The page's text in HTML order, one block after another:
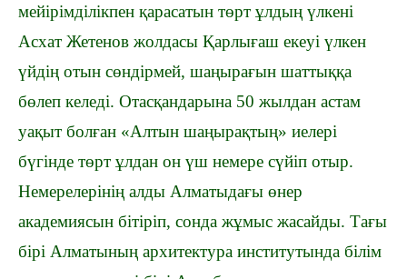
мейірімділікпен қарасатын төрт ұлдың үлкені
Асхат Жетенов жолдасы Қарлығаш екеуі үлкен
үйдің отын сөндірмей, шаңырағын шаттыққа
бөлеп келеді. Отасқандарына 50 жылдан астам
уақыт болған «Алтын шаңырақтың» иелері
бүгінде төрт ұлдан он үш немере сүйіп отыр.
Немерелерінің алды Алматыдағы өнер
академиясын бітіріп, сонда жұмыс жасайды. Тағы
бірі Алматының архитектура институтында білім